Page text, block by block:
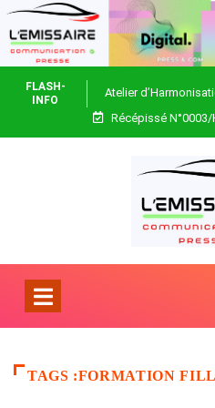
FLASH-
INFO
Atelier
Récépissé
TAGS :FORMATION